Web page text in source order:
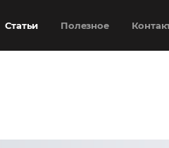
Статьи Полезное